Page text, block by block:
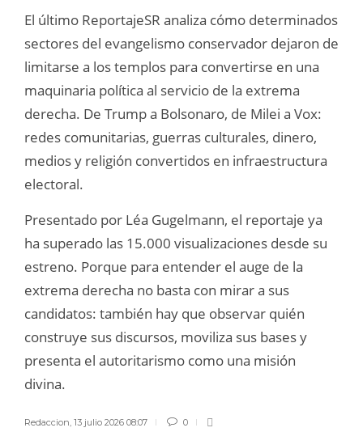
El último ReportajeSR analiza cómo determinados
sectores del evangelismo conservador dejaron de
limitarse a los templos para convertirse en una
maquinaria política al servicio de la extrema
derecha. De Trump a Bolsonaro, de Milei a Vox:
redes comunitarias, guerras culturales, dinero,
medios y religión convertidos en infraestructura
electoral.
Presentado por Léa Gugelmann, el reportaje ya
ha superado las 15.000 visualizaciones desde su
estreno. Porque para entender el auge de la
extrema derecha no basta con mirar a sus
candidatos: también hay que observar quién
construye sus discursos, moviliza sus bases y
presenta el autoritarismo como una misión
divina.
Redaccion, 13 julio 2026 08:07 0